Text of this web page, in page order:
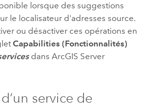
lorsque des suggestions
le localisateur d'adresses source.
ou désactiver ces opérations en
Capabilities (Fonctionnalités)
dans ArcGIS Server
service de